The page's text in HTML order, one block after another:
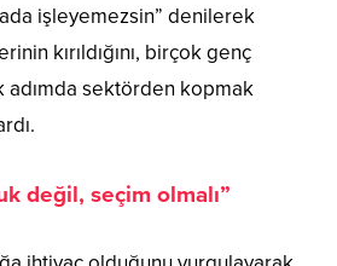
işleyemezsin” denilerek
kırıldığını, birçok genç
sektörden kopmak
değil, seçim olmalı”